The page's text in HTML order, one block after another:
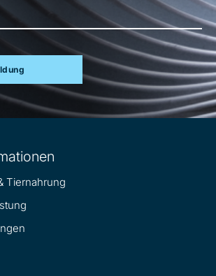
Tiernahrung